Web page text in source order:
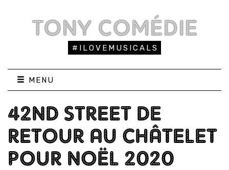
TONY COMÉDIE
#ILOVEMUSICALS
MENU
42ND STREET DE
RETOUR AU CHÂTELET
POUR NOËL 2020